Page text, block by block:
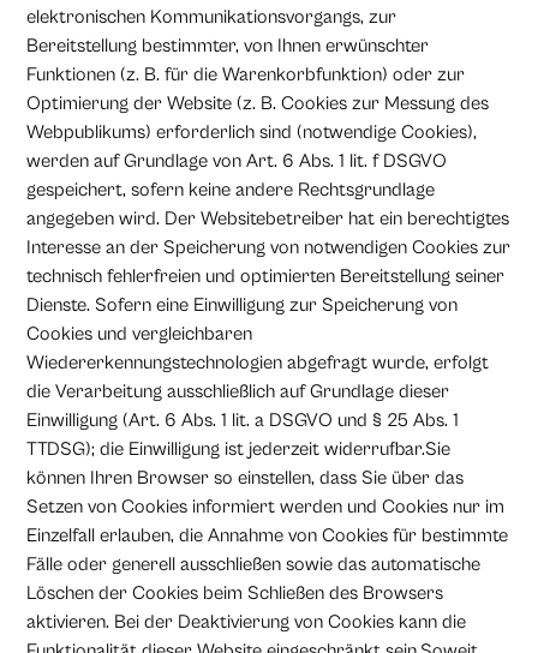
elektronischen Kommunikationsvorgangs, zur
Bereitstellung bestimmter, von Ihnen erwünschter
Funktionen (z. B. für die Warenkorbfunktion) oder zur
Optimierung der Website (z. B. Cookies zur Messung des
Webpublikums) erforderlich sind (notwendige Cookies),
werden auf Grundlage von Art. 6 Abs. 1 lit. f DSGVO
gespeichert, sofern keine andere Rechtsgrundlage
angegeben wird. Der Websitebetreiber hat ein berechtigtes
Interesse an der Speicherung von notwendigen Cookies zur
technisch fehlerfreien und optimierten Bereitstellung seiner
Dienste. Sofern eine Einwilligung zur Speicherung von
Cookies und vergleichbaren
Wiedererkennungstechnologien abgefragt wurde, erfolgt
die Verarbeitung ausschließlich auf Grundlage dieser
Einwilligung (Art. 6 Abs. 1 lit. a DSGVO und § 25 Abs. 1
TTDSG); die Einwilligung ist jederzeit widerrufbar.Sie
können Ihren Browser so einstellen, dass Sie über das
Setzen von Cookies informiert werden und Cookies nur im
Einzelfall erlauben, die Annahme von Cookies für bestimmte
Fälle oder generell ausschließen sowie das automatische
Löschen der Cookies beim Schließen des Browsers
aktivieren. Bei der Deaktivierung von Cookies kann die